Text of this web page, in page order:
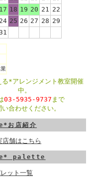
17 18 19 20 21
22
24 25 26 27 28 29
*アレンジメント教室開催
中。
03-5935-9737 まで
い合わせください。
お店紹介
店舗はこちら
palette
ット一覧